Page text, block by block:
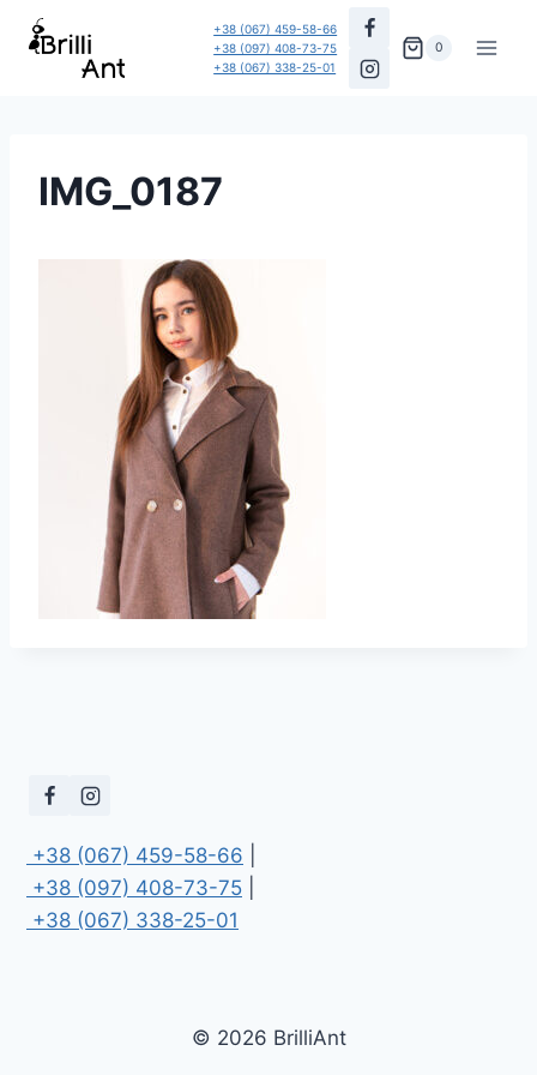
Перейти
+38 (067) 459-58-66
+38 (097) 408-73-75
+38 (067) 338-25-01
0
IMG_0187
+38 (067) 459-58-66
+38 (097) 408-73-75
+38 (067) 338-25-01
© 2026 BrilliAnt